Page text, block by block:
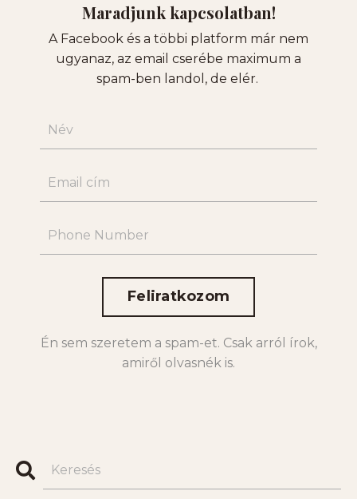
Maradjunk kapcsolatban!
A Facebook és a többi platform már nem
ugyanaz, az email cserébe maximum a
spam-ben landol, de elér.
Feliratkozom
Én sem szeretem a spam-et. Csak arról írok,
amiről olvasnék is.